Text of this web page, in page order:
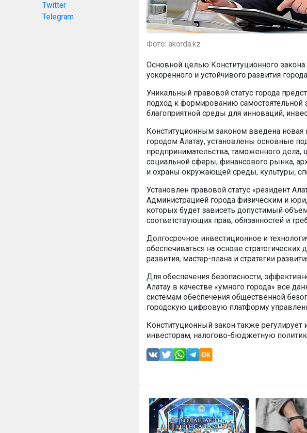
Twitter
Telegram
Фото: akorda.kz
Основной целью Конституционного закона
ускоренного и устойчивого развития
Уникальный правовой статус города
подход к формированию самостоятельной
благоприятной среды для инноваций,
Конституционным законом введена новая
городом Алатау, установлены основные
предпринимательства, таможенного дела,
социальной сферы, финансового рынка,
и охраны окружающей среды, культуры,
Установлен правовой статус «резидент
Администрацией города физическим и
которых будет зависеть допустимый
соответствующих прав, обязанностей и
Долгосрочное инвестиционное и
обеспечиваться на основе
развития, мастер-плана и стратегии
Для обеспечения безопасности,
Алатау в качестве «умного города» все
системам обеспечения общественной
городскую цифровую платформу
Конституционный закон также
инвесторам, налогово-бюджетную